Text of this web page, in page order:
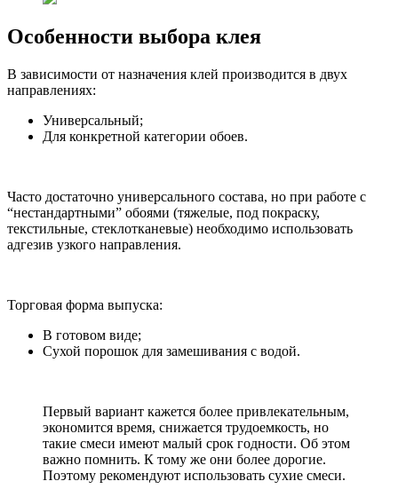
Особенности выбора клея
В зависимости от назначения клей производится в двух
направлениях:
Универсальный;
Для конкретной категории обоев.
Часто достаточно универсального состава, но при работе с
“нестандартными” обоями (тяжелые, под покраску,
текстильные, стеклотканевые) необходимо использовать
адгезив узкого направления.
Торговая форма выпуска:
В готовом виде;
Сухой порошок для замешивания с водой.
Первый вариант кажется более привлекательным,
экономится время, снижается трудоемкость, но
такие смеси имеют малый срок годности. Об этом
важно помнить. К тому же они более дорогие.
Поэтому рекомендуют использовать сухие смеси.